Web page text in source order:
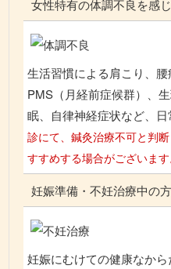
女性特有の体調不良を感
生活習慣による肩こり、腰
PMS（月経前症候群）、
眠、自律神経症状など、
診にて、鍼灸治療不可と判
すすめする場合がございます
妊娠準備・不妊治療中の方
妊娠にむけての健康なか